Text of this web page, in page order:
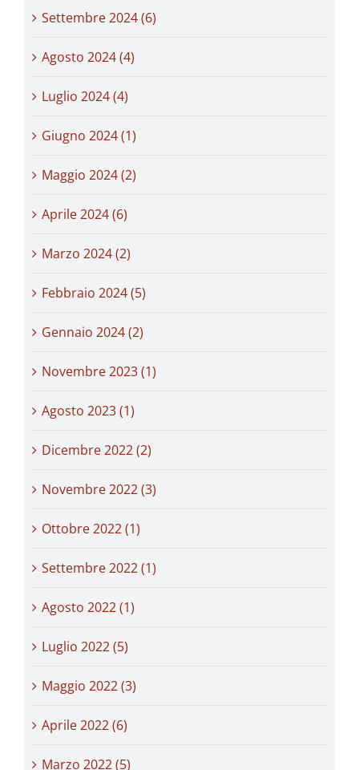
Settembre 2024 (6)
Agosto 2024 (4)
Luglio 2024 (4)
Giugno 2024 (1)
Maggio 2024 (2)
Aprile 2024 (6)
Marzo 2024 (2)
Febbraio 2024 (5)
Gennaio 2024 (2)
Novembre 2023 (1)
Agosto 2023 (1)
Dicembre 2022 (2)
Novembre 2022 (3)
Ottobre 2022 (1)
Settembre 2022 (1)
Agosto 2022 (1)
Luglio 2022 (5)
Maggio 2022 (3)
Aprile 2022 (6)
Marzo 2022 (5)